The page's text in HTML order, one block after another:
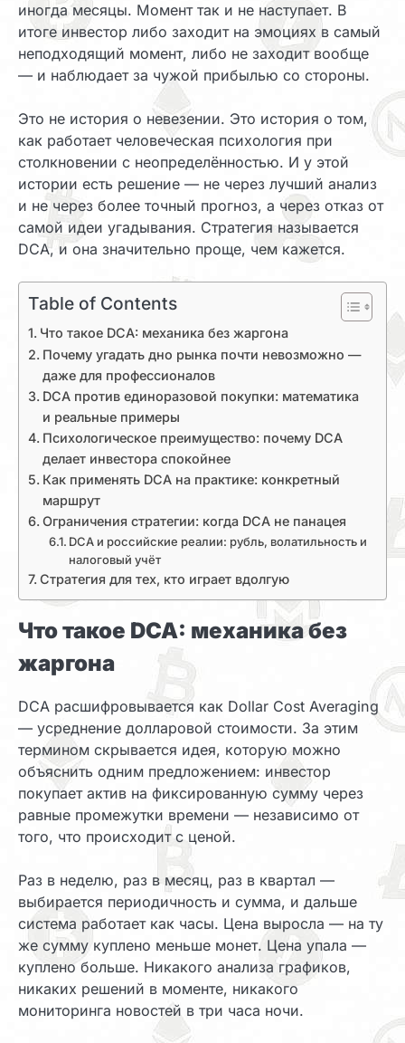
иногда месяцы. Момент так и не наступает. В
итоге инвестор либо заходит на эмоциях в самый
неподходящий момент, либо не заходит вообще
— и наблюдает за чужой прибылью со стороны.
Это не история о невезении. Это история о том,
как работает человеческая психология при
столкновении с неопределённостью. И у этой
истории есть решение — не через лучший анализ
и не через более точный прогноз, а через отказ от
самой идеи угадывания. Стратегия называется
DCA, и она значительно проще, чем кажется.
Table of Contents
Что такое DCA: механика без жаргона
Почему угадать дно рынка почти невозможно —
даже для профессионалов
DCA против единоразовой покупки: математика
и реальные примеры
Психологическое преимущество: почему DCA
делает инвестора спокойнее
Как применять DCA на практике: конкретный
маршрут
Ограничения стратегии: когда DCA не панацея
DCA и российские реалии: рубль, волатильность и
налоговый учёт
Стратегия для тех, кто играет вдолгую
Что такое DCA: механика без
жаргона
DCA расшифровывается как Dollar Cost Averaging
— усреднение долларовой стоимости. За этим
термином скрывается идея, которую можно
объяснить одним предложением: инвестор
покупает актив на фиксированную сумму через
равные промежутки времени — независимо от
того, что происходит с ценой.
Раз в неделю, раз в месяц, раз в квартал —
выбирается периодичность и сумма, и дальше
система работает как часы. Цена выросла — на ту
же сумму куплено меньше монет. Цена упала —
куплено больше. Никакого анализа графиков,
никаких решений в моменте, никакого
мониторинга новостей в три часа ночи.